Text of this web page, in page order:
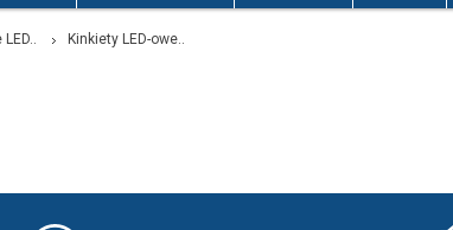
Kinkiety LED-owe..